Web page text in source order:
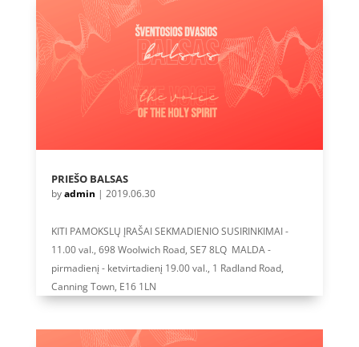
PRIEŠO BALSAS
byadmin | 2019.06.30
KITI PAMOKSLŲ ĮRAŠAI SEKMADIENIO SUSIRINKIMAI -
11.00 val., 698 Woolwich Road, SE7 8LQ MALDA -
pirmadienį - ketvirtadienį 19.00 val., 1 Radland Road,
Canning Town, E16 1LN